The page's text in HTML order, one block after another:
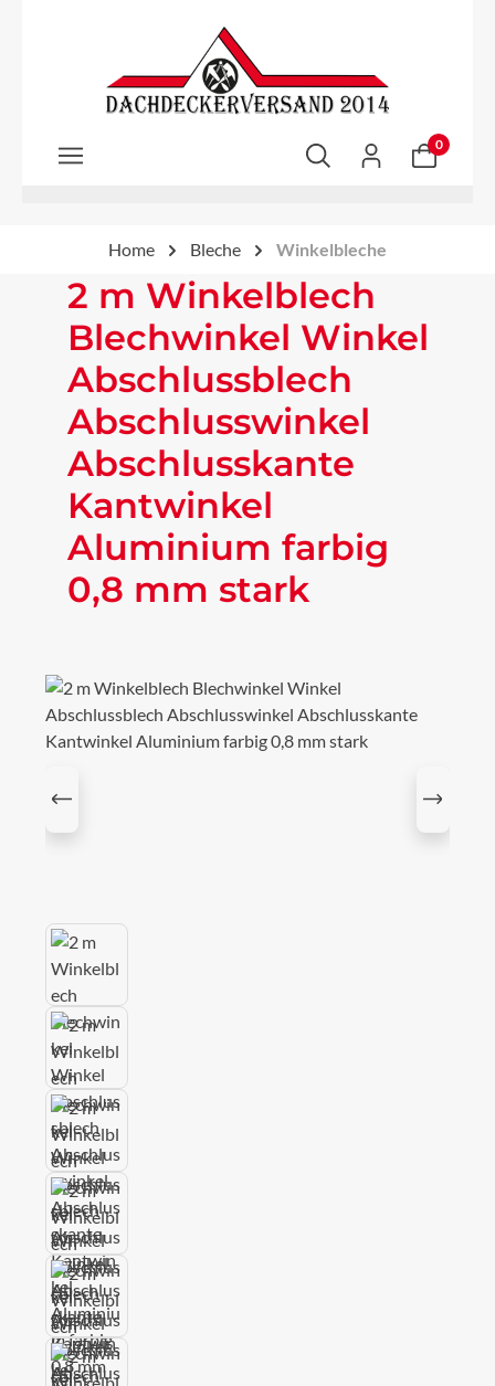
Zum Hauptinhalt springen
0
Home Bleche Winkelbleche
2 m Winkelblech
Blechwinkel Winkel
Abschlussblech
Abschlusswinkel
Abschlusskante
Kantwinkel
Aluminium farbig
0,8 mm stark
Bildergalerie überspringen